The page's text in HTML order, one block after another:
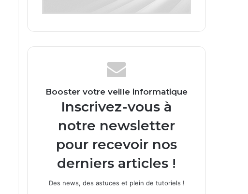
Booster votre veille informatique
Inscrivez-vous à
notre newsletter
pour recevoir nos
derniers articles !
Des news, des astuces et plein de tutoriels !